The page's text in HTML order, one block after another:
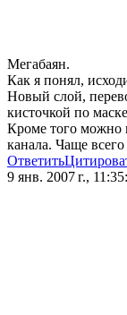
Мегабаян.
Как я понял,
Новый слой,
кисточкой по
Кроме того можно
канала. Чаще
Ответить
9 янв. 2007 г.,